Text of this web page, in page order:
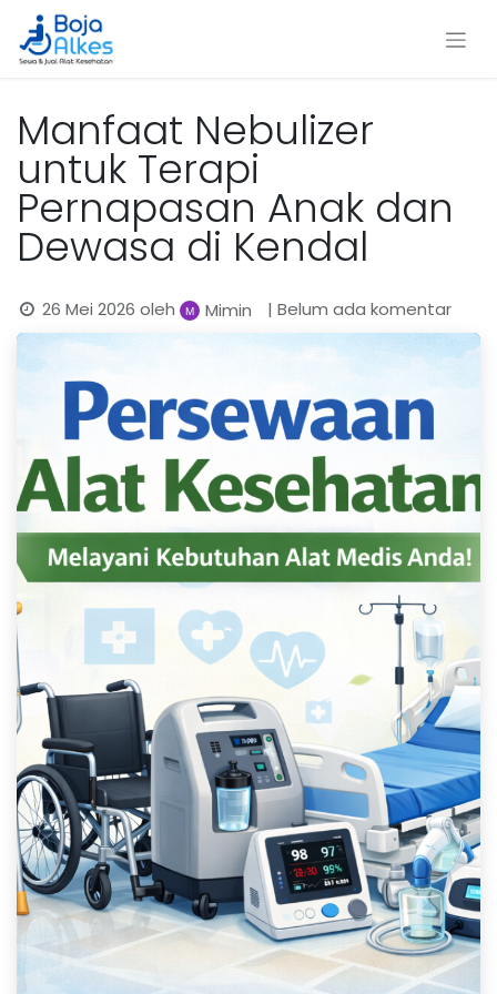
Manfaat Nebulizer
untuk Terapi
Pernapasan Anak dan
Dewasa di Kendal
26 Mei 2026 oleh Mimin | Belum ada komentar